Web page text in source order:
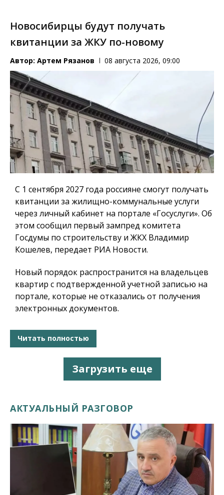
Новосибирцы будут получать
квитанции за ЖКУ по-новому
Автор: Артем Рязанов 08 августа 2026, 09:00
С 1 сентября 2027 года россияне смогут получать
квитанции за жилищно-коммунальные услуги
через личный кабинет на портале «Госуслуги». Об
этом сообщил первый зампред комитета
Госдумы по строительству и ЖКХ Владимир
Кошелев, передает РИА Новости.
Новый порядок распространится на владельцев
квартир с подтвержденной учетной записью на
портале, которые не отказались от получения
электронных документов.
Читать полностью
Загрузить еще
АКТУАЛЬНЫЙ РАЗГОВОР